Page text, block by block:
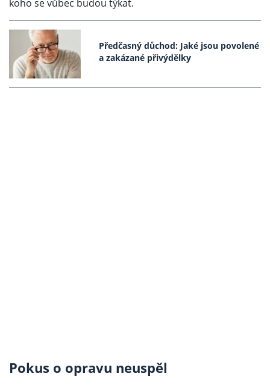
koho se vůbec budou týkat.
Předčasný důchod: Jaké jsou povolené
a zakázané přivýdělky
Pokus o opravu neuspěl